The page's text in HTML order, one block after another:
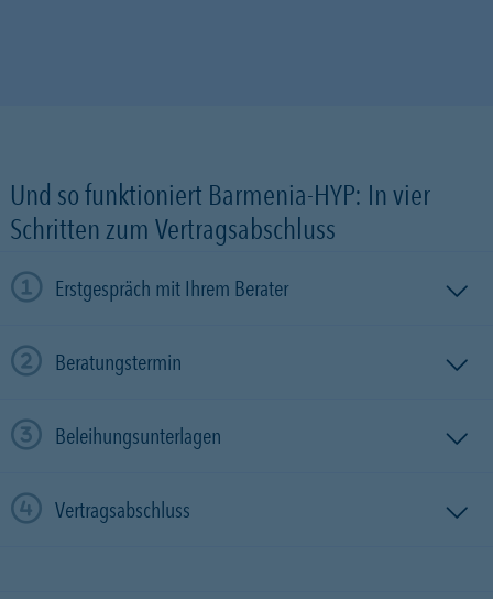
Und so funktioniert Barmenia-HYP: In vier
Schritten zum Vertragsabschluss
Erstgespräch mit Ihrem Berater
Beratungstermin
Beleihungsunterlagen
Vertragsabschluss